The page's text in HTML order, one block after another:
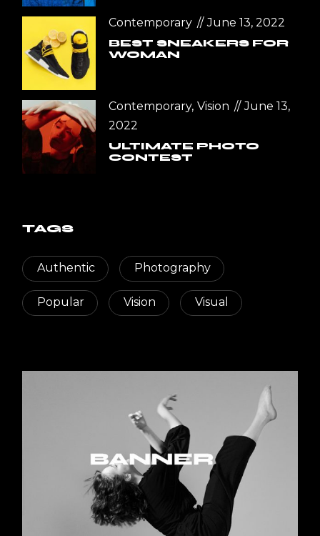
Contemporary June 13, 2022
BEST SNEAKERS FOR
WOMAN
Contemporary Vision
June 13,
2022
ULTIMATE PHOTO
CONTEST
TAGS
Authentic Photography
Popular Vision Visual